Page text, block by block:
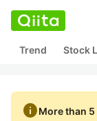
Trend Stock
infoMore than